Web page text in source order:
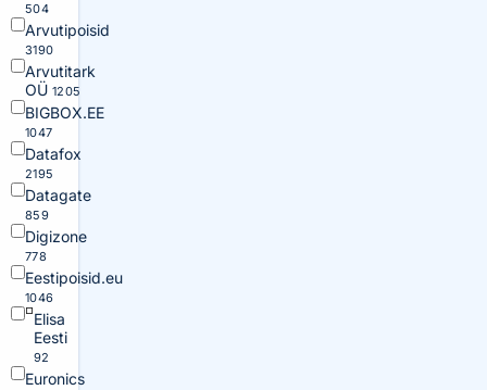
504
Arvutipoisid
3190
Arvutitark
OÜ 1205
BIGBOX.EE
1047
Datafox
2195
Datagate
859
Digizone
778
Eestipoisid.eu
1046
Elisa
Eesti
92
Euronics